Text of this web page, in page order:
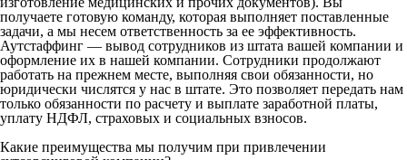
получаете готовую команду, которая выполняет поставленные
задачи, а мы несем ответственность за ее эффективность.
Аутстаффинг — вывод сотрудников из штата вашей компании и
оформление их в нашей компании. Сотрудники продолжают
работать на прежнем месте, выполняя свои обязанности, но
юридически числятся у нас в штате. Это позволяет передать нам
только обязанности по расчету и выплате заработной платы,
уплату НДФЛ, страховых и социальных взносов.
Какие преимущества мы получим при привлечении